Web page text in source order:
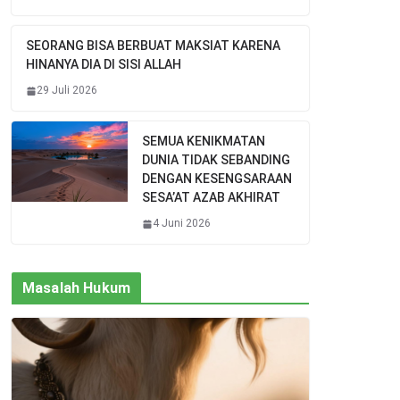
SEORANG BISA BERBUAT MAKSIAT KARENA
HINANYA DIA DI SISI ALLAH
29 Juli 2026
SEMUA KENIKMATAN
DUNIA TIDAK SEBANDING
DENGAN KESENGSARAAN
SESA’AT AZAB AKHIRAT
4 Juni 2026
Masalah Hukum